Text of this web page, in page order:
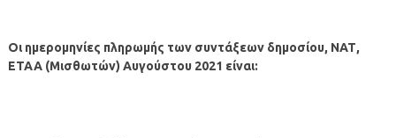
Οι ημερομηνίες πληρωμής των συντάξεων δημοσίου, ΝΑΤ,
ΕΤΑΑ (Μισθωτών) Αυγούστου2021 είναι: